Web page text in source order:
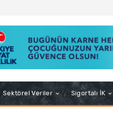
Sektörel Veriler Sigortalı İK